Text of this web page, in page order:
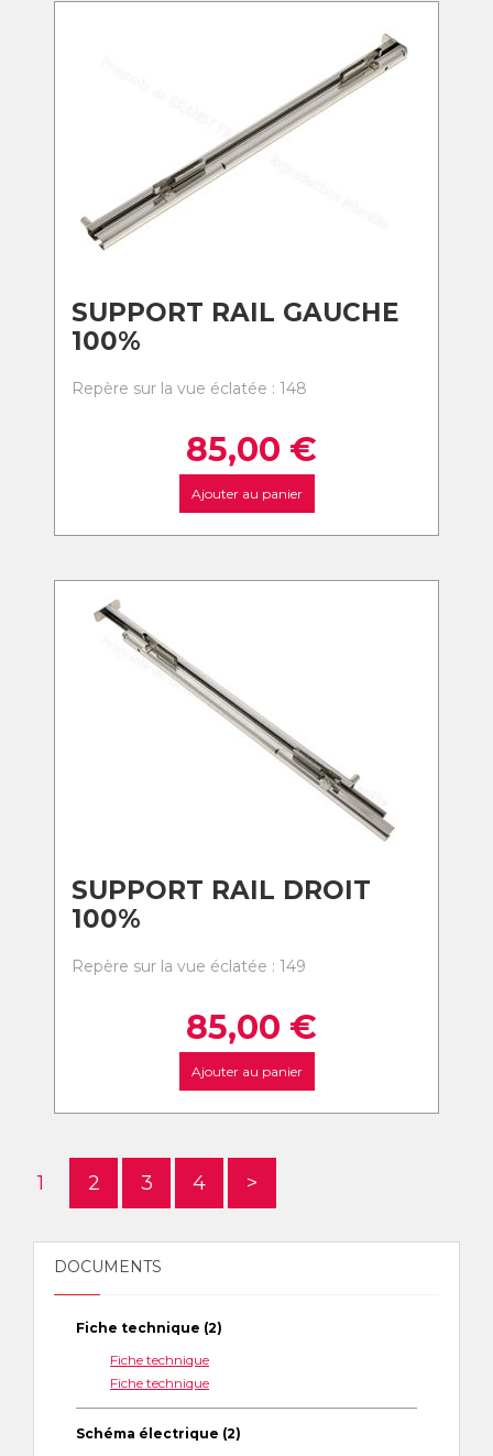
SUPPORT RAIL GAUCHE
100%
Repère sur la vue éclatée : 148
85,00 €
Ajouter au panier
SUPPORT RAIL DROIT
100%
Repère sur la vue éclatée : 149
85,00 €
Ajouter au panier
1 2 3 4 >
DOCUMENTS
Fiche technique (2)
Fiche technique
Fiche technique
Schéma électrique (2)